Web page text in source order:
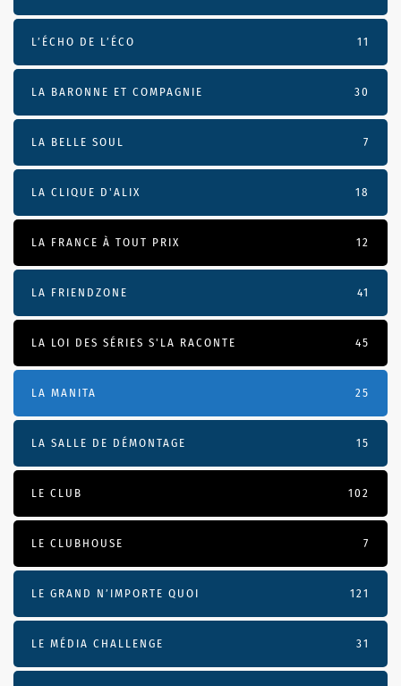
L’ÉCHO DE L’ÉCO 11
LA BARONNE ET COMPAGNIE 30
LA BELLE SOUL 7
LA CLIQUE D'ALIX 18
LA FRANCE À TOUT PRIX 12
LA FRIENDZONE 41
LA LOI DES SÉRIES S'LA RACONTE 45
LA MANITA 25
LA SALLE DE DÉMONTAGE 15
LE CLUB 102
LE CLUBHOUSE 7
LE GRAND N’IMPORTE QUOI 121
LE MÉDIA CHALLENGE 31